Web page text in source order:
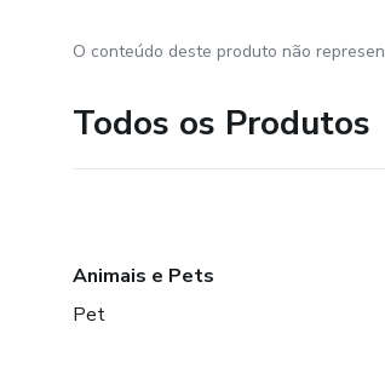
O conteúdo deste produto não
Todos os Produtos
Animais e Pets
Pet